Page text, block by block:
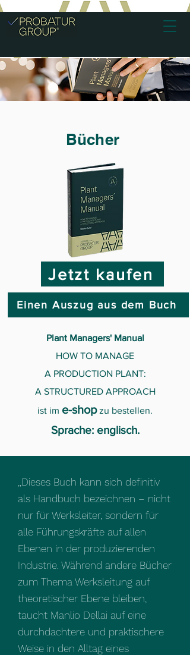
Bücher
Jetzt kaufen
Einen Auszug aus dem Buch
Plant Managers' Manual​
HOW TO MANAGE​
A PRODUCTION PLANT:​
A STRUCTURED APPROACH​
ist im e-shopzu bestellen.
Sprache: englisch.
,,Dieses Buch kann sich definitiv
als Handbuch bezeichnen – nicht
nur für Werksleiter, sondern für
alle Führungskräfte auf allen
Ebenen in der produzierenden
Industrie. Während andere Bücher
zum Thema Werksleitung auf
theoretischer Ebene bleiben,
taucht Manlio Dellai auf eine
durchdachtere und praktischere
Weise in den Alltag eines